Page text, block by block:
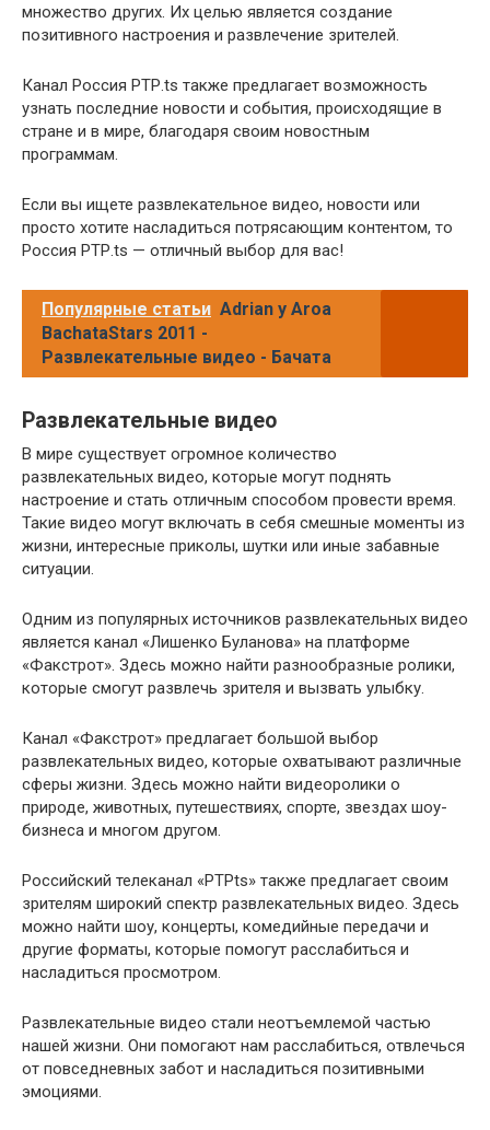
множество других. Их целью является создание
позитивного настроения и развлечение зрителей.
Канал Россия РТР.ts также предлагает возможность
узнать последние новости и события, происходящие в
стране и в мире, благодаря своим новостным
программам.
Если вы ищете развлекательное видео, новости или
просто хотите насладиться потрясающим контентом, то
Россия РТР.ts — отличный выбор для вас!
Популярные статьи Adrian y Aroa
BachataStars 2011 -
Развлекательные видео - Бачата
Развлекательные видео
В мире существует огромное количество
развлекательных видео, которые могут поднять
настроение и стать отличным способом провести время.
Такие видео могут включать в себя смешные моменты из
жизни, интересные приколы, шутки или иные забавные
ситуации.
Одним из популярных источников развлекательных видео
является канал «Лишенко Буланова» на платформе
«Факстрот». Здесь можно найти разнообразные ролики,
которые смогут развлечь зрителя и вызвать улыбку.
Канал «Факстрот» предлагает большой выбор
развлекательных видео, которые охватывают различные
сферы жизни. Здесь можно найти видеоролики о
природе, животных, путешествиях, спорте, звездах шоу-
бизнеса и многом другом.
Российский телеканал «РТРts» также предлагает своим
зрителям широкий спектр развлекательных видео. Здесь
можно найти шоу, концерты, комедийные передачи и
другие форматы, которые помогут расслабиться и
насладиться просмотром.
Развлекательные видео стали неотъемлемой частью
нашей жизни. Они помогают нам расслабиться, отвлечься
от повседневных забот и насладиться позитивными
эмоциями.